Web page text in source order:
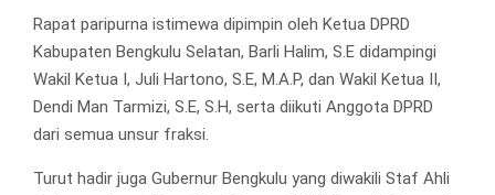
Rapat paripurna istimewa dipimpin oleh Ketua DPRD
Kabupaten Bengkulu Selatan, Barli Halim, S.E didampingi
Wakil Ketua I, Juli Hartono, S.E, M.A.P, dan Wakil Ketua II,
Dendi Man Tarmizi, S.E, S.H, serta diikuti Anggota DPRD
dari semua unsur fraksi.
Turut hadir juga Gubernur Bengkulu yang diwakili Staf Ahli